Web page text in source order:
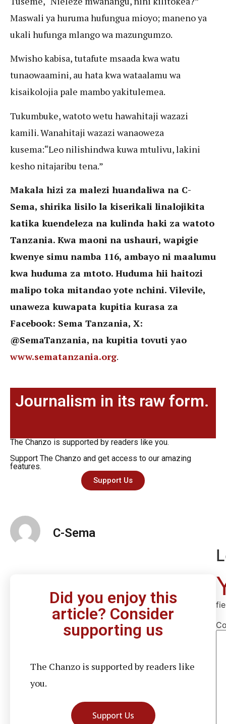
Maswali ya huruma hufungua mioyo; maneno ya
ukali hufunga mlango wa mazungumzo.
Mwisho kabisa, tutafute msaada kwa watu
tunaowaamini, au hata kwa wataalamu wa
kisaikolojia pale mambo yakitulemea.
Tukumbuke, watoto wetu hawahitaji wazazi
kamili. Wanahitaji wazazi wanaoweza
kusema:“Leo nilishindwa kuwa mtulivu, lakini
kesho nitajaribu tena.”
Makala hizi za malezi huandaliwa na C-
Sema, shirika lisilo la kiserikali linalojikita
katika kuendeleza na kulinda haki za watoto
Tanzania. Kwa maoni na ushauri, wapigie
kwenye simu namba 116, ambayo ni maalumu
kwa huduma za mtoto. Huduma hii haitozi
malipo toka mitandao yote nchini. Vilevile,
unaweza kuwapata kupitia kurasa za
Facebook: Sema Tanzania, X:
@SemaTanzania, na kupitia tovuti yao
www.sematanzania.org.
Journalism in its raw form.
The Chanzo is supported by readers like you.
Support The Chanzo and get access to our amazing
features.
Support Us
C-Sema
Did you enjoy this
article? Consider
supporting us
The Chanzo is supported by readers like
you.
Support Us